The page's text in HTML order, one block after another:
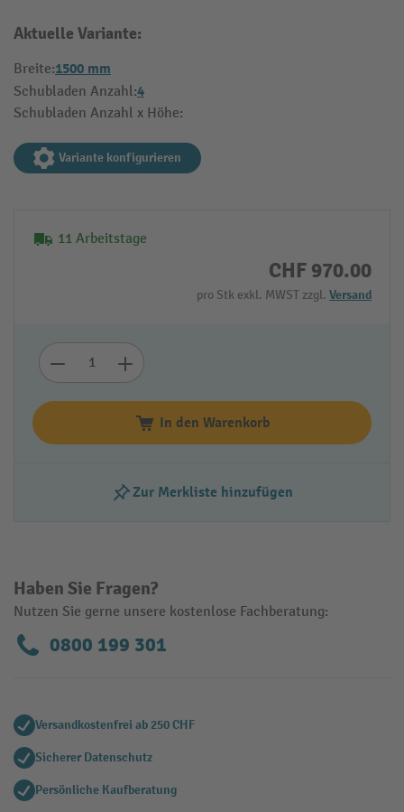
Aktuelle Variante:
Breite:1500 mm
Schubladen Anzahl:4
Schubladen Anzahl x Höhe:
Variante konfigurieren
11 Arbeitstage
CHF 970.00
pro Stk exkl. MWST zzgl. Versand
In den Warenkorb
Zur Merkliste hinzufügen
Haben Sie Fragen?
Nutzen Sie gerne unsere kostenlose Fachberatung:
0800 199 301
Versandkostenfrei ab 250 CHF
Sicherer Datenschutz
Persönliche Kaufberatung